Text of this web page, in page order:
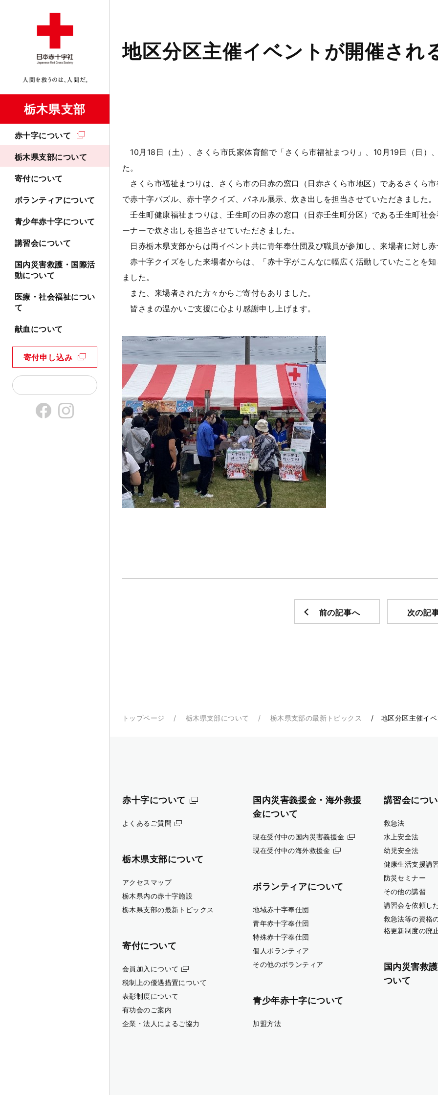
栃木県支部
赤十字について
栃木県支部について
寄付について
ボランティアについて
青少年赤十字について
講習会について
国内災害救護・国際活
動について
医療・社会福祉につい
て
献血について
寄付申し込み
地区分区主催イベントが開催され
10月18日（土）、さくら市氏家体育館で「さくら市福祉まつり」、10月19日（日）
た。
さくら市福祉まつりは、さくら市の日赤の窓口（日赤さくら市地区）であるさくら
で赤十字パズル、赤十字クイズ、パネル展示、炊き出しを担当させていただきました。
壬生町健康福祉まつりは、壬生町の日赤の窓口（日赤壬生町分区）である壬生町社
ーナーで炊き出しを担当させていただきました。
日赤栃木県支部からは両イベント共に青年奉仕団及び職員が参加し、来場者に対し
赤十字クイズをした来場者からは、「赤十字がこんなに幅広く活動していたことを
ました。
また、来場者された方々からご寄付もありました。
皆さまの温かいご支援に心より感謝申し上げます。
前の記事へ 次の記
トップページ 栃木県支部について 栃木県支部の最新トピックス 地区分区主催イ
赤十字について
よくあるご質問
栃木県支部について
アクセスマップ
栃木県内の赤十字施設
栃木県支部の最新トピックス
寄付について
会員加入について
税制上の優遇措置について
表彰制度について
有功会のご案内
企業・法人によるご協力
国内災害義援金・海外救援
金について
現在受付中の国内災害義援金
現在受付中の海外救援金
ボランティアについて
地域赤十字奉仕団
青年赤十字奉仕団
特殊赤十字奉仕団
個人ボランティア
その他のボランティア
青少年赤十字について
加盟方法
講習会につ
救急法
水上安全法
幼児安全法
健康生活支援講
防災セミナー
その他の講習
講習会を依頼し
救急法等の資格
格更新制度の廃
国内災害救
ついて